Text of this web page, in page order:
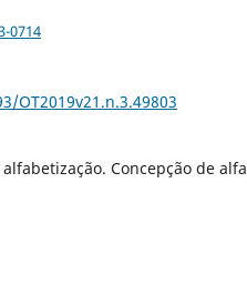
0714
OT2019v21.n.3.49803
Concepção de